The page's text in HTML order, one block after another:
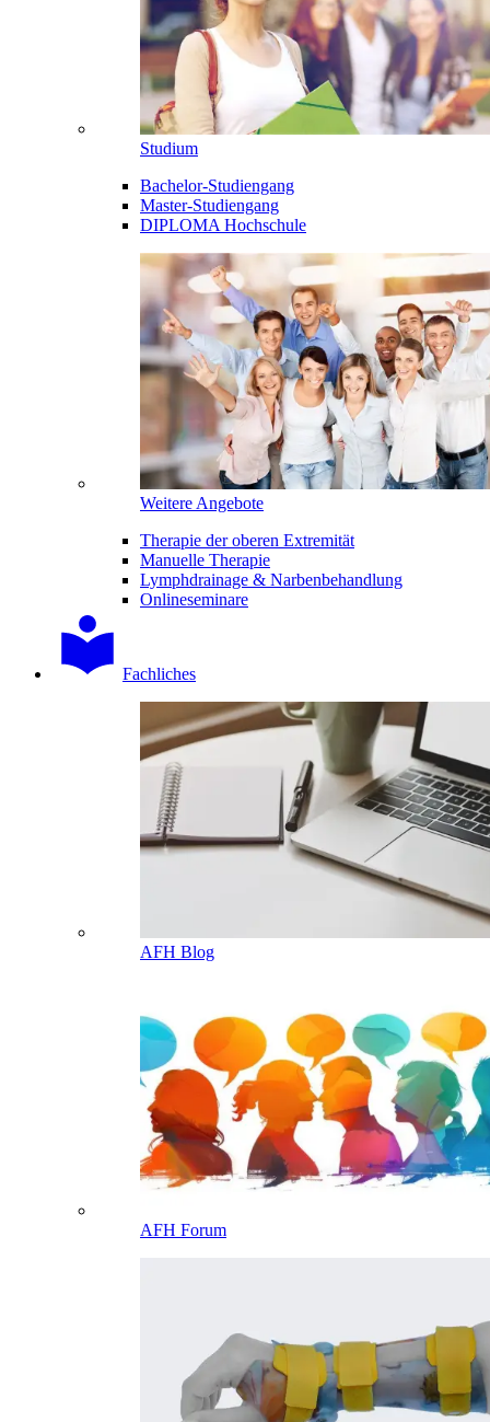
Studium
Bachelor-Studiengang
Master-Studiengang
DIPLOMA Hochschule
Weitere Angebote
Therapie der oberen Extremität
Manuelle Therapie
Lymphdrainage & Narbenbehandlung
Onlineseminare
Fachliches
AFH Blog
AFH Forum